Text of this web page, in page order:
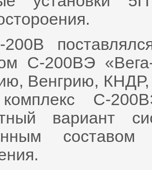
С-200ВЭ
Венгрию,
комплекс С-
вариант